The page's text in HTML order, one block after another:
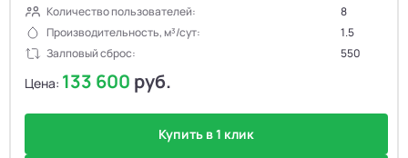
Количество пользователей:
8
Производительность, м³/сут:
1.5
Залповый сброс:
550
Цена: 133 600 руб.
Купить в 1 клик